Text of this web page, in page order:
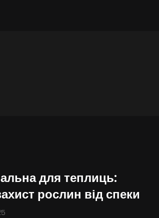
для теплиць:
рослин від спеки